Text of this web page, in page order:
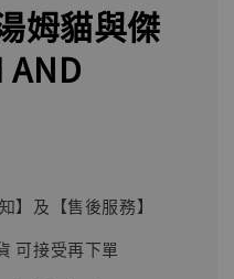
姆貓與傑
AND
】及【售後服務】
可接受再下單